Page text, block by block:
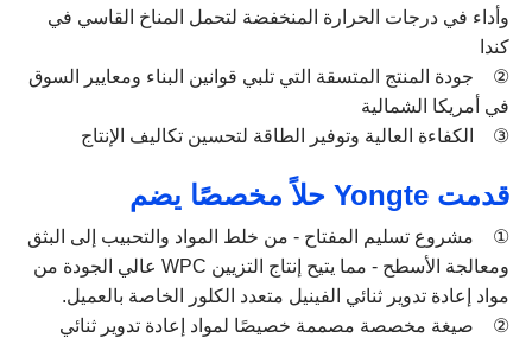
وأداء في درجات الحرارة المنخفضة لتحمل المناخ القاسي في
كندا
② جودة المنتج المتسقة التي تلبي قوانين البناء ومعايير السوق
في أمريكا الشمالية
③ الكفاءة العالية وتوفير الطاقة لتحسين تكاليف الإنتاج
قدمت Yongte حلاً مخصصًا يضم
① مشروع تسليم المفتاح - من خلط المواد والتحبيب إلى البثق
ومعالجة الأسطح - مما يتيح إنتاج التزيين WPC عالي الجودة من
مواد إعادة تدوير ثنائي الفينيل متعدد الكلور الخاصة بالعميل.
② صيغة مخصصة مصممة خصيصًا لمواد إعادة تدوير ثنائي